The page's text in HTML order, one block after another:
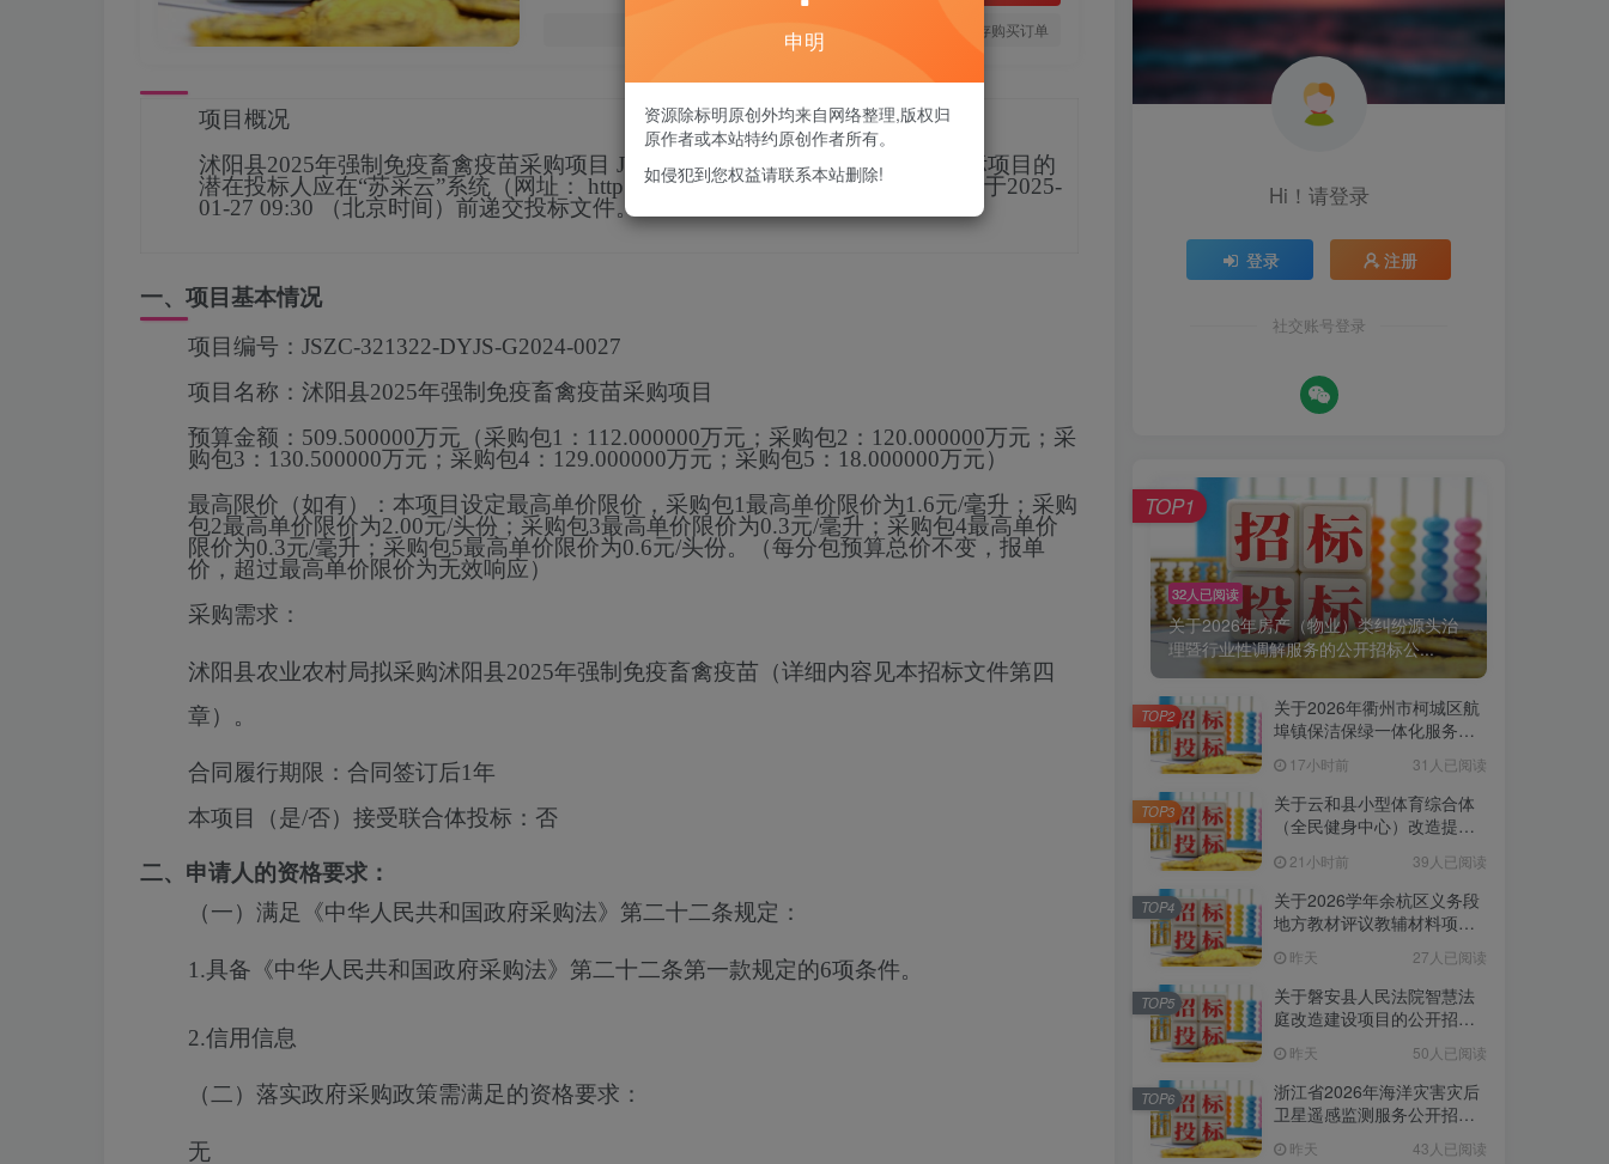
您当前未登录！建议登陆后购买，可保存购买订单
项目概况
沭阳县2025年强制免疫畜禽疫苗采购项目 JSZC-321322-DYJS-G2024-0027
招标项目的
潜在投标人应在“苏采云”系统（网址： http://jszfcg.jsczt.cn/）获取招标文件，并于2025-
01-27 09:30 （北京时间）前递交投标文件。
一、项目基本情况
项目编号： JSZC-321322-DYJS-G2024-0027
项目名称： 沭阳县2025年强制免疫畜禽疫苗采购项目
预算金额： 509.500000万元（采购包1：112.000000万元；采购包2：120.000000万元；采
购包3：130.500000万元；采购包4：129.000000万元；采购包5：18.000000万元）
最高限价（如有）： 本项目设定最高单价限价，采购包1最高单价限价为1.6元/毫升；采购
包2最高单价限价为2.00元/头份；采购包3最高单价限价为0.3元/毫升；采购包4最高单价
限价为0.3元/毫升；采购包5最高单价限价为0.6元/头份。（每分包预算总价不变，报单
价，超过最高单价限价为无效响应）
采购需求：
沭阳县农业农村局拟采购沭阳县2025年强制免疫畜禽疫苗（详细内容见本招标文件第四
章）。
合同履行期限： 合同签订后1年
本项目（是/否）接受联合体投标： 否
二、申请人的资格要求：
（一）满足《中华人民共和国政府采购法》第二十二条规定：
1.具备《中华人民共和国政府采购法》第二十二条第一款规定的6项条件。
2.信用信息
（二）落实政府采购政策需满足的资格要求：
无
Hi！请登录
登录 注册
社交账号登录
32人已阅读
关于2026年房产（物业）类纠纷源头治
理暨行业性调解服务的公开招标公...
TOP1
关于2026年衢州市柯城区航
埠镇保洁保绿一体化服务项
目的公开招标公告[浙江豪圣
建设项目管理有限公司]
17小时前 31人已阅读
TOP2
关于云和县小型体育综合体
（全民健身中心）改造提升
（第二次）的公开招标公告
[云和县云采工程咨询有限公
司]
21小时前 39人已阅读
TOP3
关于2026学年余杭区义务段
地方教材评议教辅材料项目
达工程造价事务所有限公司]
昨天 27人已阅读
TOP4
关于磐安县人民法院智慧法
庭改造建设项目的公开招标
安县分中心]
昨天 50人已阅读
TOP5
浙江省2026年海洋灾害灾后
卫星遥感监测服务公开招标
昨天 43人已阅读
TOP6
申明
资源除标明原创外均来自网络整理,版权归
原作者或本站特约原创作者所有。
如侵犯到您权益请联系本站删除!